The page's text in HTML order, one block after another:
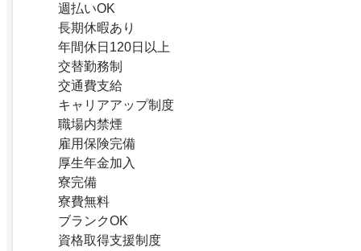
週払いOK
長期休暇あり
年間休日120日以上
交替勤務制
交通費支給
キャリアアップ制度
職場内禁煙
雇用保険完備
厚生年金加入
寮完備
寮費無料
ブランクOK
資格取得支援制度